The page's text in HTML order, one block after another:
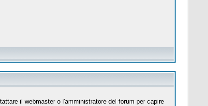
il webmaster o l'amministratore del forum per capire